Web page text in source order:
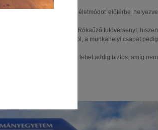
egészséges életmódot előtérbe helyezve
kollégáinknak a jövő évi Rókaűző futóversenyt, hiszen
erősít, összekovácsol, a munkahelyi csapat pedig
hiheti, hogy képes rá, nem lehet addig biztos, amíg nem